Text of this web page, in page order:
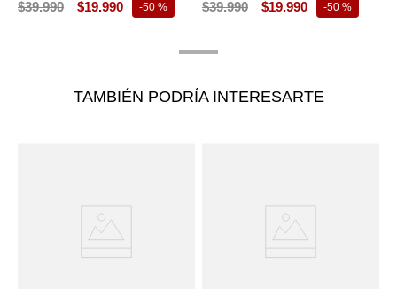
$39.990 $19.990 -50 %
$39.990 $19.990 -50 %
TAMBIÉN PODRÍA INTERESARTE